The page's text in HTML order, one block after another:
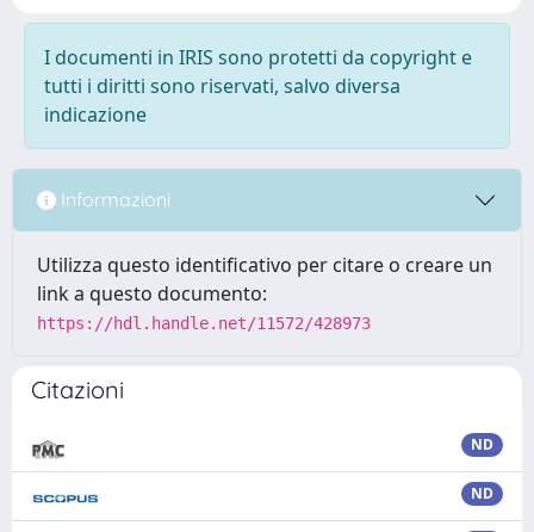
I documenti in IRIS sono protetti da copyright e
tutti i diritti sono riservati, salvo diversa
indicazione
Informazioni
Utilizza questo identificativo per citare o creare un
link a questo documento:
https://hdl.handle.net/11572/428973
Citazioni
ND
ND